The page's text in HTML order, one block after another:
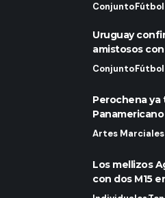
ConjuntoFútbol
Uruguay
amistosos
ConjuntoFútbol
Perochena ya
Artes Marciales
Los mellizos
con dos M15